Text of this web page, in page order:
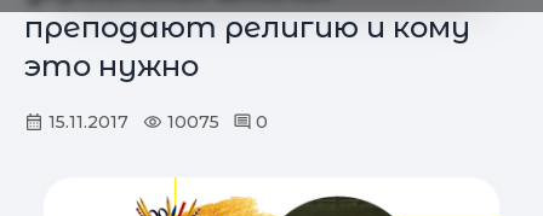
преподают религию и кому
это нужно
15.11.2017 10075 0